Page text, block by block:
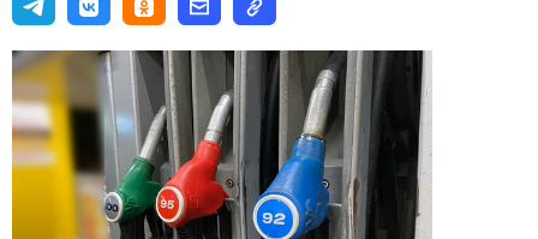
Мероприятия
Авторские материалы
Видео
Телефон редакции:+7 495 727-01-67
Электронные почты редакции: